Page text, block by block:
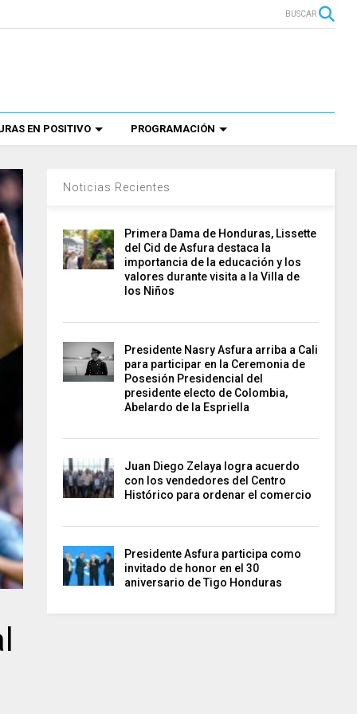
BUSCAR
EN POSITIVO PROGRAMACIÓN
Noticias Recientes
Primera Dama de Honduras, Lissette
del Cid de Asfura destaca la
importancia de la educación y los
valores durante visita a la Villa de
los Niños
Presidente Nasry Asfura arriba a Cali
para participar en la Ceremonia de
Posesión Presidencial del
presidente electo de Colombia,
Abelardo de la Espriella
Juan Diego Zelaya logra acuerdo
con los vendedores del Centro
Histórico para ordenar el comercio
Presidente Asfura participa como
invitado de honor en el 30
aniversario de Tigo Honduras